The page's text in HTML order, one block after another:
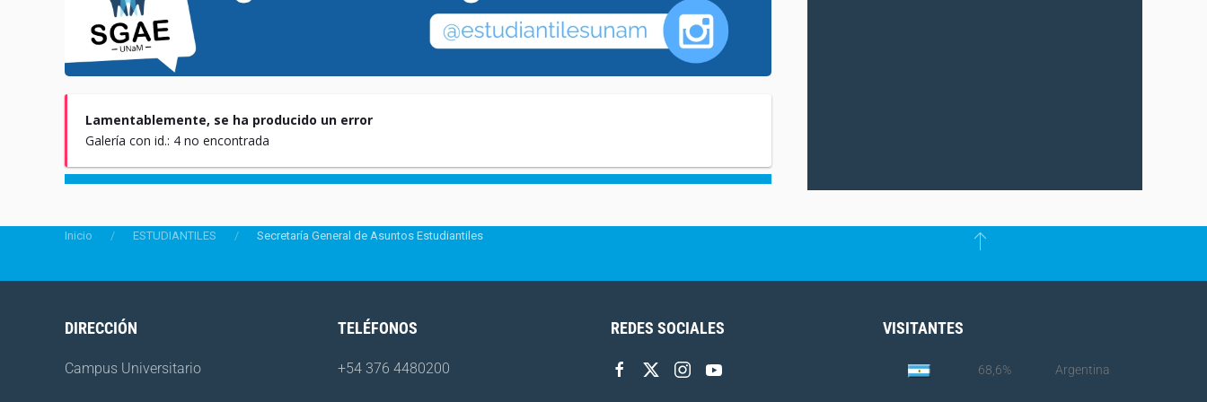
Lamentablemente, se ha producido un error
Galería con id.: 4 no encontrada
Inicio ESTUDIANTILES Secretaría General de Asuntos Estudiantiles
DIRECCIÓN
Campus Universitario
TELÉFONOS
+54 376 4480200
REDES SOCIALES VISITANTES
68,6% Argentina